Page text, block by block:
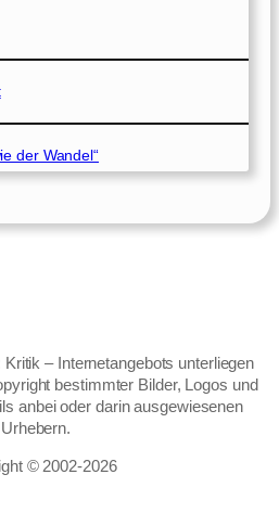
der Wandel“
– Internetangebots unterliegen
bestimmter Bilder, Logos und
anbei oder darin ausgewiesenen
Urhebern.
© 2002‑2026